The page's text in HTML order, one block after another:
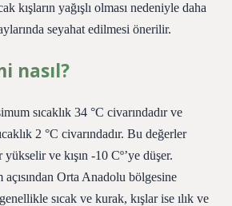
kışların yağışlı olması nedeniyle daha
seyahat edilmesi önerilir.
nasıl?
sıcaklık 34 °C civarındadır ve
2 °C civarındadır. Bu değerler
yükselir ve kışın -10 Cº’ye düşer.
Orta Anadolu bölgesine
sıcak ve kurak, kışlar ise ılık ve